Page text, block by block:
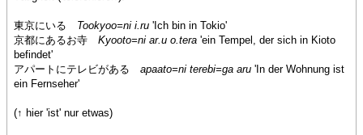
東京にいる Tookyoo=ni i.ru 'Ich bin in Tokio'
京都にあるお寺 Kyooto=ni ar.u o.tera 'ein Tempel, der sich in Kioto
befindet'
アパートにテレビがある apaato=ni terebi=ga aru 'In der Wohnung ist
ein Fernseher'
(↑ hier 'ist' nur etwas)